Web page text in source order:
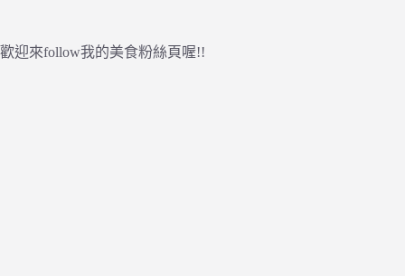
歡迎來follow我的美食粉絲頁喔!!